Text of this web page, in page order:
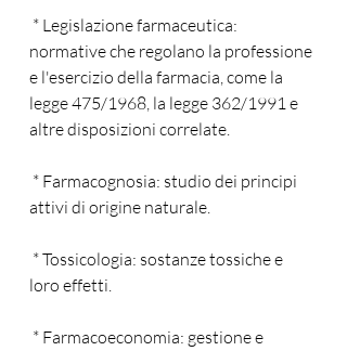
normative che regolano la professione
e l'esercizio della farmacia, come la
legge 475/1968, la legge 362/1991 e
altre disposizioni correlate.
attivi di origine naturale.
loro effetti.